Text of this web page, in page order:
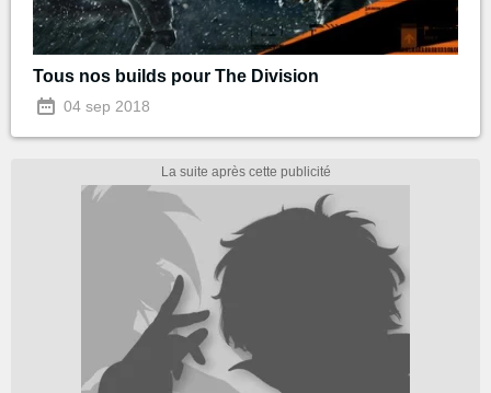
Tous nos builds pour The Division
04 sep 2018